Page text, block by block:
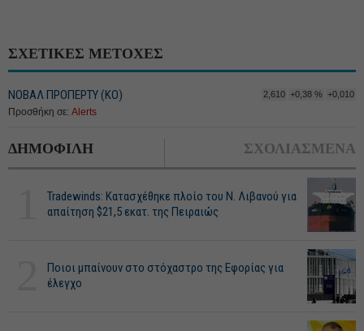
ΣΧΕΤΙΚΕΣ ΜΕΤΟΧΕΣ
ΝΟΒΑΛ ΠΡΟΠΕΡΤΥ (ΚΟ) 2,610 +0,38 % +0,010
Προσθήκη σε: Alerts
ΔΗΜΟΦΙΛΗ ΣΧΟΛΙΑΣΜΕΝΑ
Tradewinds: Κατασχέθηκε πλοίο του Ν. Λιβανού για
απαίτηση $21,5 εκατ. της Πειραιώς
Ποιοι μπαίνουν στο στόχαστρο της Εφορίας για
έλεγχο